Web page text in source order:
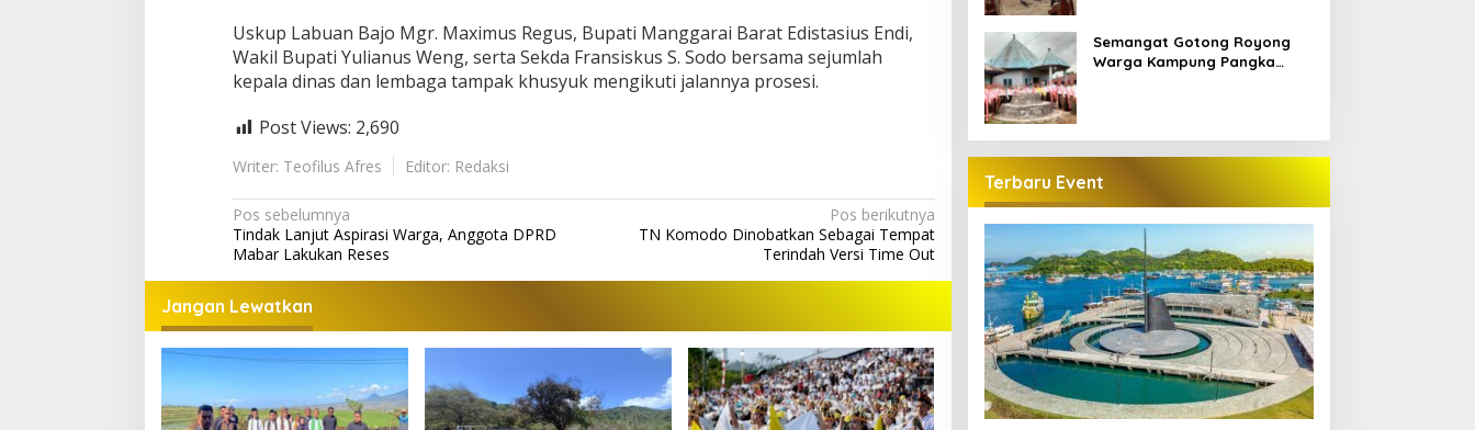
Uskup Labuan Bajo Mgr. Maximus Regus, Bupati Manggarai Barat Edistasius Endi,
Wakil Bupati Yulianus Weng, serta Sekda Fransiskus S. Sodo bersama sejumlah
kepala dinas dan lembaga tampak khusyuk mengikuti jalannya prosesi.
Post Views: 2,690
Writer: Teofilus Afres Editor: Redaksi
Navigasi
pos
Pos sebelumnya
Tindak Lanjut Aspirasi Warga, Anggota DPRD
Mabar Lakukan Reses
Pos berikutnya
TN Komodo Dinobatkan Sebagai Tempat
Terindah Versi Time Out
Jangan Lewatkan
Semangat Gotong Royong
Warga Kampung Pangka
Terbaru Event